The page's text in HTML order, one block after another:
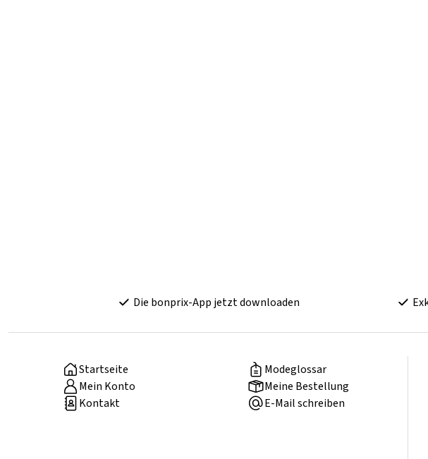
Die bonprix-App jetzt downloaden
Startseite
Modeglossar
Mein Konto
Meine Bestellung
Kontakt
E-Mail schreiben